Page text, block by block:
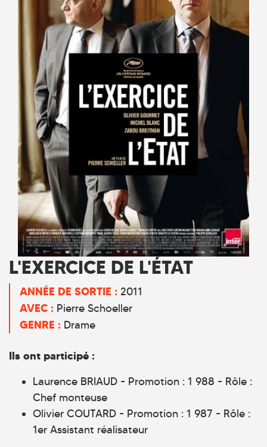
L'EXERCICE DE L'ÉTAT
ANNÉE DE SORTIE : 2011
AVEC : Pierre Schoeller
GENRE : Drame
Ils ont participé :
Laurence BRIAUD - Promotion : 1 988 - Rôle :
Chef monteuse
Olivier COUTARD - Promotion : 1 987 - Rôle :
1er Assistant réalisateur